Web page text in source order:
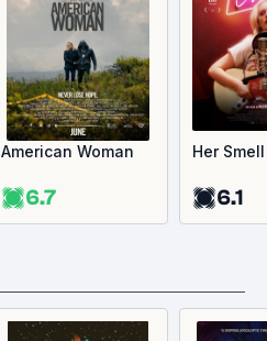
American Woman
6.7
Her Smell
6.1